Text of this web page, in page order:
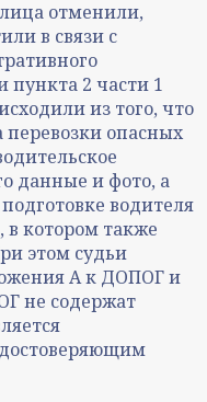
отменили,
в связи с
2 части 1
из того, что
опасных
данные и фото, а
водителя
в котором также
этом судьи
А к ДОПОГ и
не содержат